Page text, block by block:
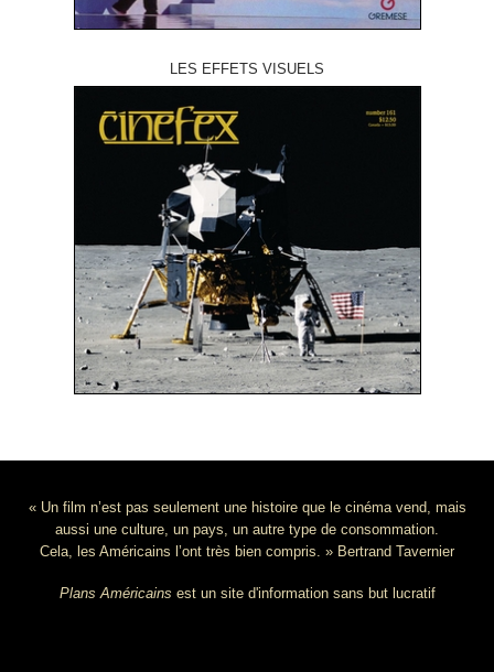
LES EFFETS VISUELS
« Un film n’est pas seulement une histoire que le cinéma vend, mais
aussi une culture, un pays, un autre type de consommation.
Cela, les Américains l’ont très bien compris. » Bertrand Tavernier
Plans Américains est un site d'information sans but lucratif